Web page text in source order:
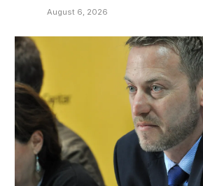
August 6, 2026